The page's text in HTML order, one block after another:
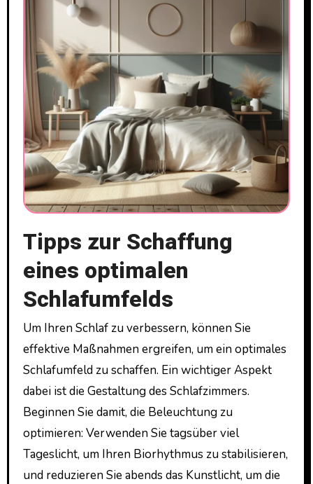
Tipps zur Schaffung
eines optimalen
Schlafumfelds
Um Ihren Schlaf zu verbessern, können Sie
effektive Maßnahmen ergreifen, um ein optimales
Schlafumfeld zu schaffen. Ein wichtiger Aspekt
dabei ist die Gestaltung des Schlafzimmers.
Beginnen Sie damit, die Beleuchtung zu
optimieren: Verwenden Sie tagsüber viel
Tageslicht, um Ihren Biorhythmus zu stabilisieren,
und reduzieren Sie abends das Kunstlicht, um die